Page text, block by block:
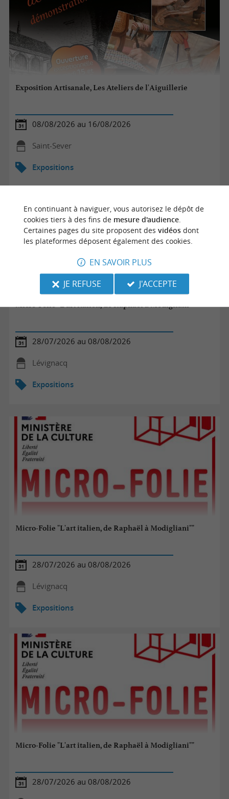
Exposition Artisanale, Les Ateliers de l'Aiguillerie
08/08/2026 au 16/08/2026
Saint-Sever
Expositions
Micro-Folie "L'art italien, de Raphaël à Modigliani""
28/07/2026 au 08/08/2026
Lévignacq
Expositions
Micro-Folie "L'art italien, de Raphaël à Modigliani""
28/07/2026 au 08/08/2026
Lévignacq
Expositions
Micro-Folie "L'art italien, de Raphaël à Modigliani""
28/07/2026 au 08/08/2026
En continuant à naviguer, vous autorisez le dépôt de
cookies tiers à des fins de mesure d'audience.
Certaines pages du site proposent des vidéosdont
les plateformes déposent également des cookies.
EN SAVOIR PLUS
JE REFUSE
J'ACCEPTE